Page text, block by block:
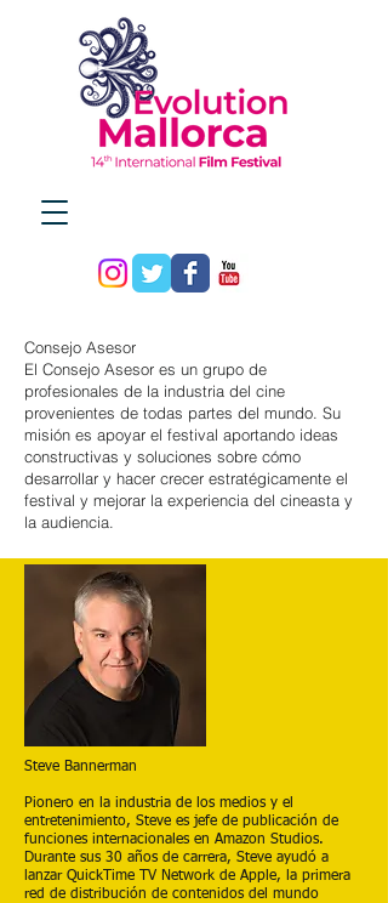
Consejo Asesor
El Consejo Asesor es un grupo de
profesionales de la industria del cine
provenientes de todas partes del mundo. Su
misión es apoyar el festival aportando ideas
constructivas y soluciones sobre cómo
desarrollar y hacer crecer estratégicamente el
festival y mejorar la experiencia del cineasta y
la audiencia.
Steve Bannerman
Pionero en la industria de los medios y el
entretenimiento, Steve es jefe de publicación de
funciones internacionales en Amazon Studios.
Durante sus 30 años de carrera, Steve ayudó a
lanzar QuickTime TV Network de Apple, la primera
red de distribución de contenidos del mundo